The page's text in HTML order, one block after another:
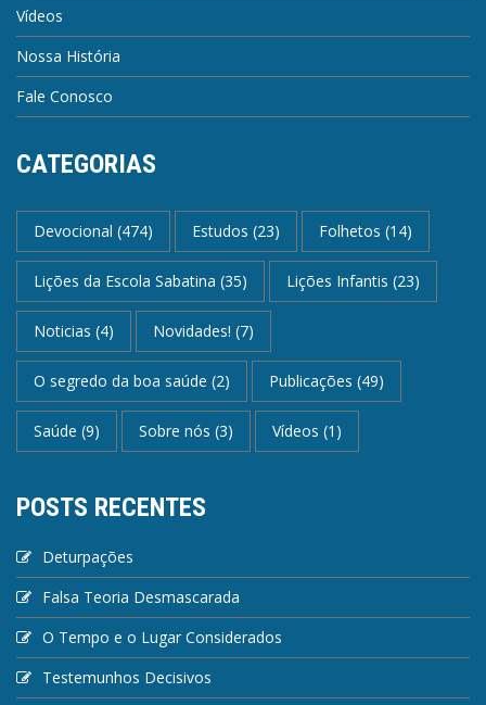
Vídeos
Nossa História
Fale Conosco
CATEGORIAS
Devocional (474) Estudos (23) Folhetos (14)
Lições da Escola Sabatina (35) Lições Infantis (23)
Noticias (4) Novidades! (7)
O segredo da boa saúde (2) Publicações (49)
Saúde (9) Sobre nós (3) Vídeos (1)
POSTS RECENTES
Deturpações
Falsa Teoria Desmascarada
O Tempo e o Lugar Considerados
Testemunhos Decisivos